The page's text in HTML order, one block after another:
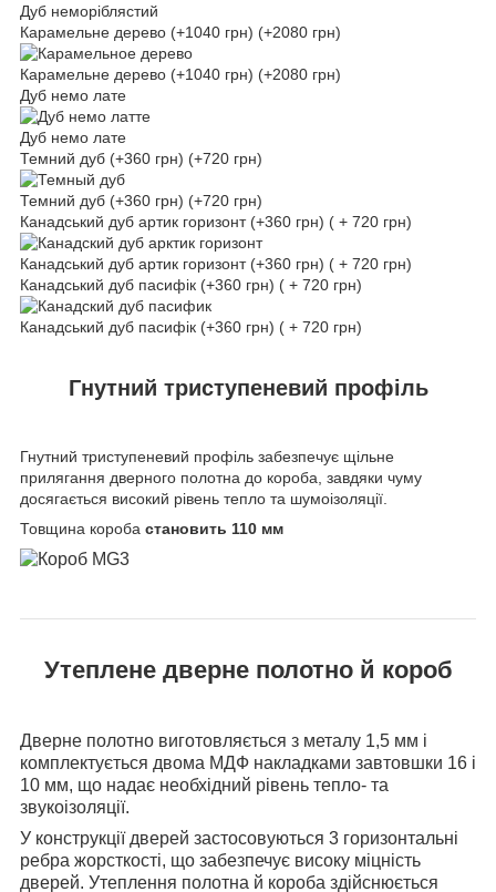
Дуб неморіблястий
Карамельне дерево (+1040 грн) (+2080 грн)
Карамельне дерево (+1040 грн) (+2080 грн)
Дуб немо лате
Дуб немо лате
Темний дуб (+360 грн) (+720 грн)
Темний дуб (+360 грн) (+720 грн)
Канадський дуб артик горизонт (+360 грн) ( + 720 грн)
Канадський дуб артик горизонт (+360 грн) ( + 720 грн)
Канадський дуб пасифік (+360 грн) ( + 720 грн)
Канадський дуб пасифік (+360 грн) ( + 720 грн)
Гнутний триступеневий профіль
Гнутний триступеневий профіль забезпечує щільне
прилягання дверного полотна до короба, завдяки чуму
досягається високий рівень тепло та шумоізоляції.
Товщина короба становить 110 мм
Утеплене дверне полотно й короб
Дверне полотно виготовляється з металу 1,5 мм і
комплектується двома МДФ накладками завтовшки 16 і
10 мм, що надає необхідний рівень тепло- та
звукоізоляції.
У конструкції дверей застосовуються 3 горизонтальні
ребра жорсткості, що забезпечує високу міцність
дверей. Утеплення полотна й короба здійснюється